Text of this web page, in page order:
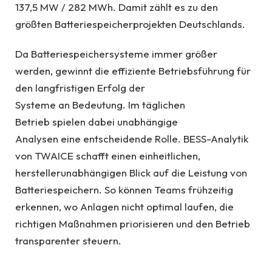
137,5 MW / 282 MWh. Damit zählt es zu den
größten Batteriespeicherprojekten Deutschlands.
Da Batteriespeichersysteme immer größer
werden, gewinnt die effiziente Betriebsführung für
den langfristigen Erfolg der
Systeme an Bedeutung. Im täglichen
Betrieb spielen dabei unabhängige
Analysen eine entscheidende Rolle. BESS-Analytik
von TWAICE schafft einen einheitlichen,
herstellerunabhängigen Blick auf die Leistung von
Batteriespeichern. So können Teams frühzeitig
erkennen, wo Anlagen nicht optimal laufen, die
richtigen Maßnahmen priorisieren und den Betrieb
transparenter steuern.